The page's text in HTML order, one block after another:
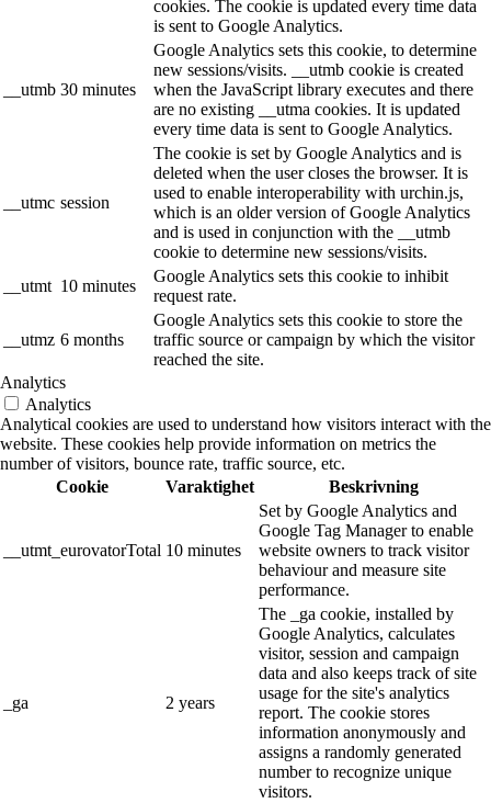
cookies. The cookie is updated every time data
is sent to Google Analytics.
__utmb 30 minutes
Google Analytics sets this cookie, to determine
new sessions/visits. __utmb cookie is created
when the JavaScript library executes and there
are no existing __utma cookies. It is updated
every time data is sent to Google Analytics.
__utmc session
The cookie is set by Google Analytics and is
deleted when the user closes the browser. It is
used to enable interoperability with urchin.js,
which is an older version of Google Analytics
and is used in conjunction with the __utmb
cookie to determine new sessions/visits.
__utmt 10 minutes
Google Analytics sets this cookie to inhibit
request rate.
__utmz 6 months
Google Analytics sets this cookie to store the
traffic source or campaign by which the visitor
reached the site.
Analytics
Analytics
Analytical cookies are used to understand how visitors interact with the
website. These cookies help provide information on metrics the
number of visitors, bounce rate, traffic source, etc.
Cookie
Varaktighet Beskrivning
__utmt_eurovatorTotal 10 minutes
Set by Google Analytics and
Google Tag Manager to enable
website owners to track visitor
behaviour and measure site
performance.
_ga 2 years
The _ga cookie, installed by
Google Analytics, calculates
visitor, session and campaign
data and also keeps track of site
usage for the site's analytics
report. The cookie stores
information anonymously and
assigns a randomly generated
number to recognize unique
visitors.